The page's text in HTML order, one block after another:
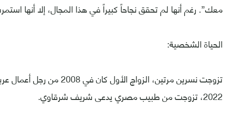
معك”. رغم أنها لم تحقق نجاحاً كبيراً في هذا المجال، إلا أنها
الحياة الشخصية:
2022، تزوجت من طبيب مصري يدعى شريف شرقاوي.